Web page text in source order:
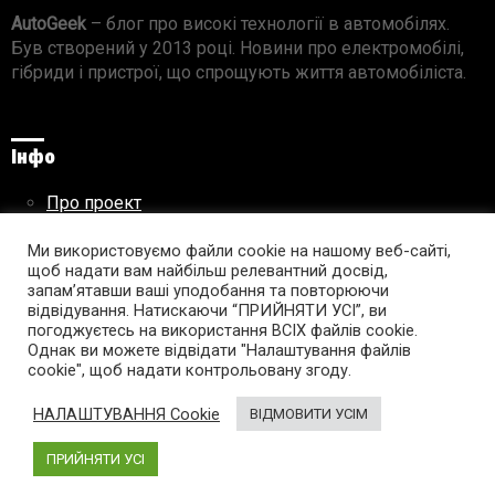
AutoGeek – блог про високі технології в автомобілях.
Був створений у 2013 році. Новини про електромобілі,
гібриди і пристрої, що спрощують життя автомобіліста.
Інфо
Про проект
Правила використання матеріалів
Підпишись на AutoGeek!
facebooktwitter instagramyoutube tumblr linkedin
Ми використовуємо файли cookie на нашому веб-сайті,
щоб надати вам найбільш релевантний досвід,
запам’ятавши ваші уподобання та повторюючи
відвідування. Натискаючи “ПРИЙНЯТИ УСІ”, ви
погоджуєтесь на використання ВСІХ файлів cookie.
Однак ви можете відвідати "Налаштування файлів
cookie", щоб надати контрольовану згоду.
НАЛАШТУВАННЯ Cookie ВІДМОВИТИ УСІМ
ПРИЙНЯТИ УСІ